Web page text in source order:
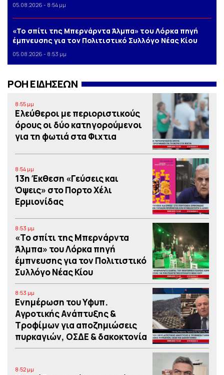
05.08.2026 - 8:54 μμ
«Το σπίτι της Μπερνάρντα Άλμπα» του Λόρκα πηγή
έμπνευσης για τον Πολιτιστικό Συλλόγο Νέας Κίου
05.08.2026 - 8:53 μμ
ΡΟΗ ΕΙΔΗΣΕΩΝ
8:55 μμ
Ελεύθεροι με περιοριστικούς
όρους οι δύο κατηγορούμενοι
για τη φωτιά στα Φιχτια
8:54 μμ
13η Έκθεση «Γεύσεις και
Όψεις» στο Πορτο Xέλι
Ερμιονίδας
8:53 μμ
«Το σπίτι της Μπερνάρντα
Άλμπα» του Λόρκα πηγή
έμπνευσης για τον Πολιτιστικό
Συλλόγο Νέας Κίου
8:53 μμ
Eνημέρωση του Υφυπ.
Αγροτικής Ανάπτυξης &
Τροφίμων για αποζημιώσεις
πυρκαγιών, ΟΣΔΕ & δακοκτονία
8:52 μμ